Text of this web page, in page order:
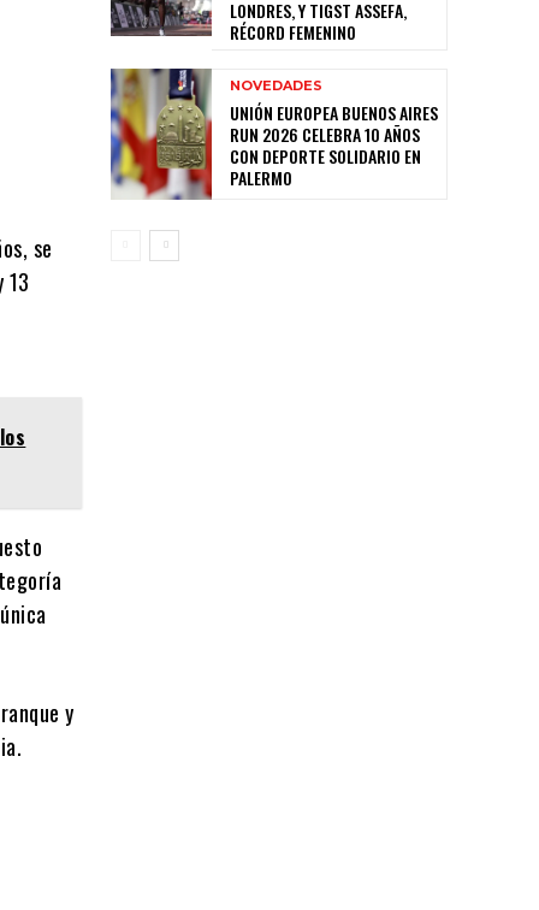
se
13
y
LONDRES, Y TIGST ASSEFA,
RÉCORD FEMENINO
NOVEDADES
UNIÓN EUROPEA BUENOS AIRES
RUN 2026 CELEBRA 10 AÑOS
CON DEPORTE SOLIDARIO EN
PALERMO